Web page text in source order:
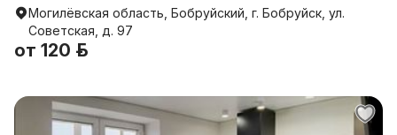
Могилёвская область, Бобруйский, г. Бобруйск, ул.
Советская, д. 97
от 120 р.